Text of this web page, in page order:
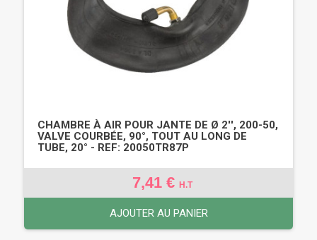
CHAMBRE À AIR POUR JANTE DE Ø 2'', 200-50,
VALVE COURBÉE, 90°, TOUT AU LONG DE
TUBE, 20° - REF: 20050TR87P
7,41 € H.T
AJOUTER AU PANIER